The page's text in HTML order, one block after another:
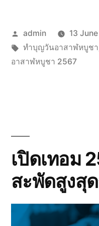
Posted
by
admin 13
Tags:
ทำบุญวันอาสาฬหบูชา
อาสาฬหบูชา 2567
เปิดเทอม
สะพัดสูงสุ